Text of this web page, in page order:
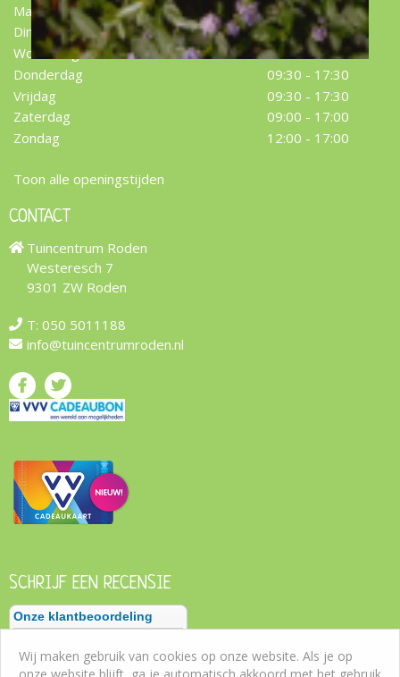
Maandag
09:30 - 17:30
Dinsdag
09:30 - 17:30
Woensdag
09:30 - 17:30
Donderdag
09:30 - 17:30
Vrijdag
09:30 - 17:30
Zaterdag
09:00 - 17:00
Zondag
12:00 - 17:00
Toon alle openingstijden
CONTACT
Tuincentrum Roden
Westeresch 7
9301 ZW Roden
T: 050 5011188
info@tuincentrumroden.nl
SCHRIJF EEN RECENSIE
Wij maken gebruik van cookies op onze website. Als je op